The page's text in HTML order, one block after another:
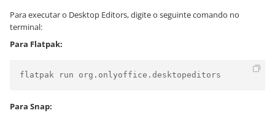
Para executar o Desktop Editors, digite o seguinte comando no
terminal:
Para Flatpak:
flatpak run org . onlyoffice . desktopeditors
Para Snap: